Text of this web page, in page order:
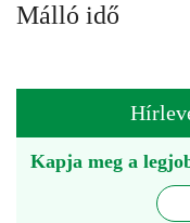
Málló idő
Kapja meg a